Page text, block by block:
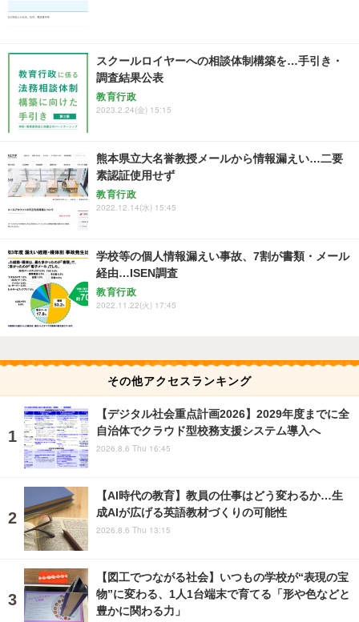
スクールロイヤーへの相談体制構築を…手引き・
調査結果公表
教育行政
2023.2.24(金) 15:15
熊本県立大名誉教授メールから情報漏えい…二要
素認証使用せず
教育行政
2022.12.14(水) 15:45
学校等の個人情報漏えい事故、7割が書類・メール
経由…ISEN調査
教育行政
2022.11.22(火) 17:45
その他アクセスランキング
【デジタル社会重点計画2026】2029年度までに全
自治体でクラウド型校務支援システム導入へ
2026.8.6 Thu 16:45
【AI時代の教育】教員の仕事はどう変わるか…生
成AIが広げる英語教材づくりの可能性
2026.8.6 Thu 13:15
【図工でつながる社会】いつもの学校が“表現の宝
物”に変わる、1人1台端末で育てる「形や色などと
豊かに関わる力」